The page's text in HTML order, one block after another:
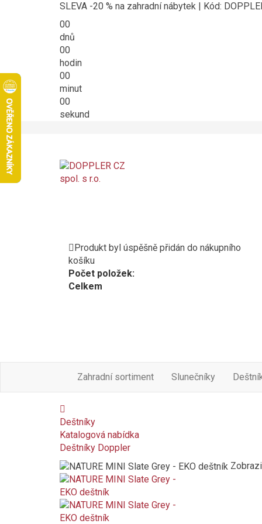
SLEVA -20 % na zahradní nábytek | Kód:
00
dnů
00
hodin
00
minut
00
sekund
Produkt byl úspěšně přidán do nákupního
košíku
Počet položek:
Celkem
Zahradní sortiment Slunečníky
Deštníky
Katalogová nabídka
Deštníky Doppler